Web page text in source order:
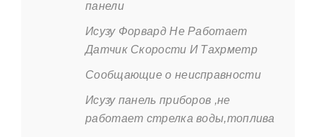
панели
Исузу Форвард Не Работает
Датчик Скорости И Тахрметр
Сообщающие о неисправности
Исузу панель приборов ,не
работает стрелка воды,топлива